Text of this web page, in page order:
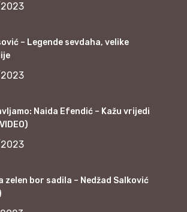
– Legende sevdaha, velike
Naida Efendić – Kažu vrijedi
zelen bor sadila – Nedžad Salković